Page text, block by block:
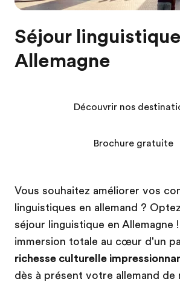
Séjour
Allemagne
Vous souhaitez améliorer vos
linguistiques en allemand ?
séjour linguistique en Allemagne
immersion totale au cœur d'un
richesse culturelle
dès à présent votre allemand de
Découvrir nos
Brochure gratuite